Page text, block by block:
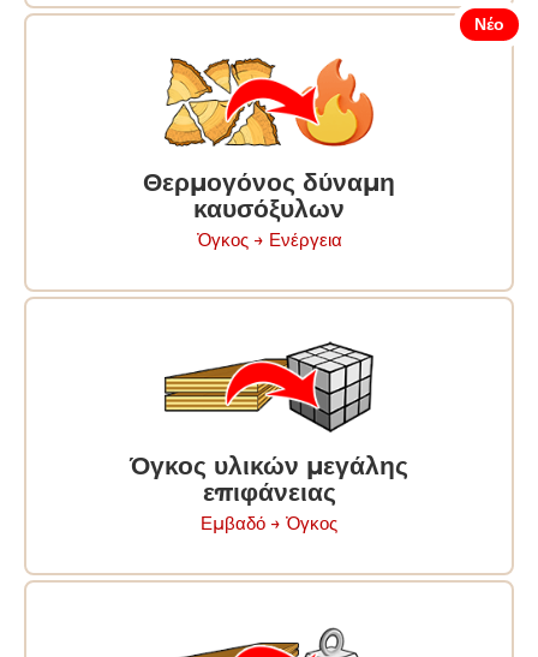
Νέο
Θερμογόνος δύναμη
καυσόξυλων
Ὀγκος → Ενέργεια
Όγκος υλικών μεγάλης
επιφάνειας
Εμβαδό → Ὀγκος